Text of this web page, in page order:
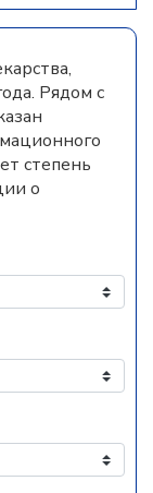
Рядом с
степень
о